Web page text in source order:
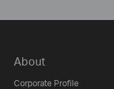
About
Corporate Profile